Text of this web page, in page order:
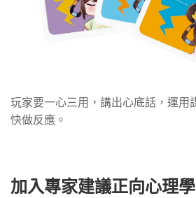
玩家要一心三用，講出心底話，運用
快做反應。
加入專家建議正向心理